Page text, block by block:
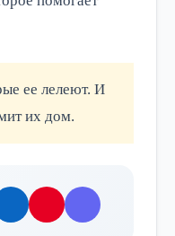
ее лелеют. И
их дом.